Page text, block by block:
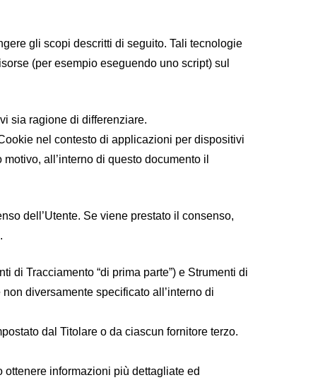
gli scopi descritti di seguito. Tali tecnologie
(per esempio eseguendo uno script) sul
sia ragione di differenziare.
nel contesto di applicazioni per dispositivi
all’interno di questo documento il
dell’Utente. Se viene prestato il consenso,
di Tracciamento “di prima parte”) e Strumenti di
diversamente specificato all’interno di
dal Titolare o da ciascun fornitore terzo.
informazioni più dettagliate ed